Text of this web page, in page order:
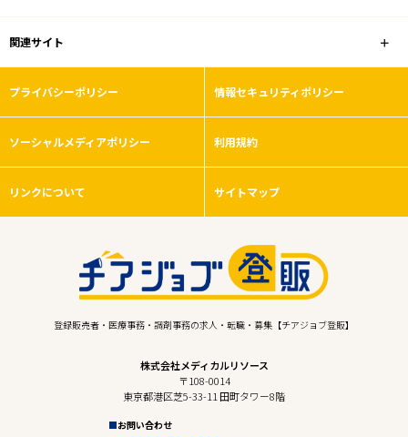
フリーワード
0件
関連サイト
プライバシーポリシー 情報セキュリティポリシー
ソーシャルメディアポリシー 利用規約
リンクについて サイトマップ
登録販売者・医療事務・調剤事務の求人・転職・募集【チアジョブ登販】
株式会社メディカルリソース
〒108-0014
東京都港区芝5-33-11 田町タワー8階
お問い合わせ